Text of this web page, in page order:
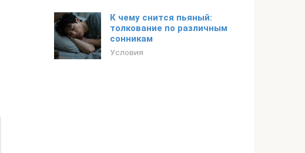
К чему снится пьяный:
толкование по различным
сонникам
Условия